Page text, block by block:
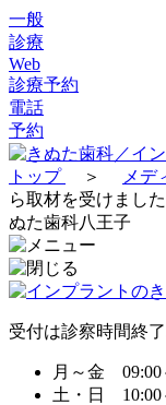
一般
診療
Web
診療予約
電話
予約
トップ ＞ メデ
ら取材を受けまし
ぬた歯科八王子
受付は診察時間終
月～金 09:00
土・日 10:00